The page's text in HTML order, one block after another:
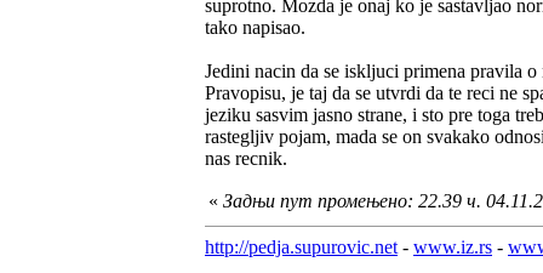
suprotno. Mozda je onaj ko je sastavljao
tako napisao.
Jedini nacin da se iskljuci primena pravila
Pravopisu, je taj da se utvrdi da te reci ne
jeziku sasvim jasno strane, i sto pre toga
rastegljiv pojam, mada se on svakako
nas recnik.
« Задњи пут промењено: 22.39 ч.
http://pedja.supurovic.net - www.iz.rs -